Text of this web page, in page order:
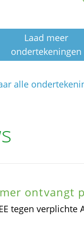
Laad meer
ondertekeningen
alle
ontvangt
tegen verplichte